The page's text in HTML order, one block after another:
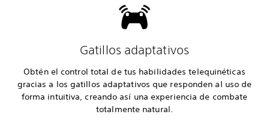
Gatillos adaptativos
Obtén el control total de tus habilidades telequinéticas
gracias a los gatillos adaptativos que responden al uso de
forma intuitiva, creando así una experiencia de combate
totalmente natural.